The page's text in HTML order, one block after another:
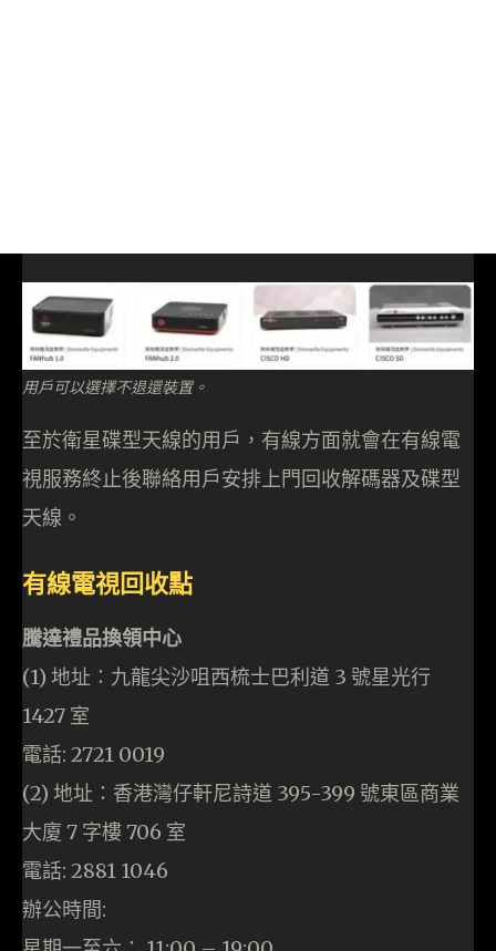
用戶可以選擇不退還裝置。
至於衛星碟型天線的用戶，有線方面就會在有線電
視服務終止後聯絡用戶安排上門回收解碼器及碟型
天線。
有線電視回收點
騰達禮品換領中心
(1) 地址：九龍尖沙咀西梳士巴利道 3 號星光行
1427 室
電話: 2721 0019
(2) 地址：香港灣仔軒尼詩道 395-399 號東區商業
大廈 7 字樓 706 室
電話: 2881 1046
辦公時間: